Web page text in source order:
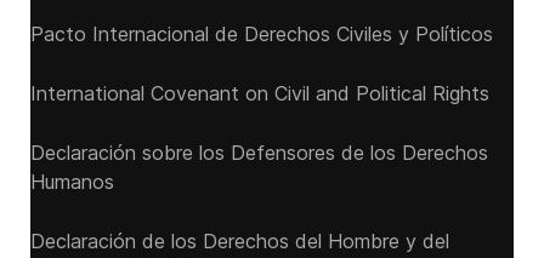
Pacto Internacional de Derechos Civiles y Políticos
International Covenant on Civil and Political Rights
Declaración sobre los Defensores de los Derechos
Humanos
Declaración de los Derechos del Hombre y del